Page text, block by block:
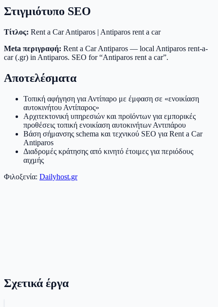
Στιγμιότυπο SEO
Τίτλος: Rent a Car Antiparos | Antiparos rent a car
Meta περιγραφή: Rent a Car Antiparos — local Antiparos rent-a-
car (.gr) in Antiparos. SEO for “Antiparos rent a car”.
Αποτελέσματα
Τοπική αφήγηση για Αντίπαρο με έμφαση σε «ενοικίαση
αυτοκινήτου Αντίπαρος»
Αρχιτεκτονική υπηρεσιών και προϊόντων για εμπορικές
προθέσεις τοπική ενοικίαση αυτοκινήτων Αντιπάρου
Βάση σήμανσης schema και τεχνικού SEO για Rent a Car
Antiparos
Διαδρομές κράτησης από κινητό έτοιμες για περιόδους
αιχμής
Φιλοξενία: Dailyhost.gr
Σχετικά έργα